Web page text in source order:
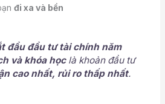
đi xa và bền
đầu đầu tư tài chính năm
và khóa họclà khoản đầu tư
cao nhất, rủi ro thấp nhất.